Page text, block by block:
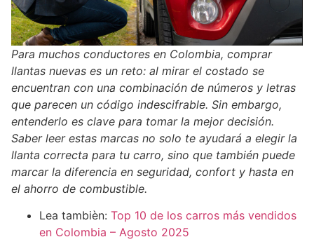
Para muchos conductores en Colombia, comprar
llantas nuevas es un reto: al mirar el costado se
encuentran con una combinación de números y letras
que parecen un código indescifrable. Sin embargo,
entenderlo es clave para tomar la mejor decisión.
Saber leer estas marcas no solo te ayudará a elegir la
llanta correcta para tu carro, sino que también puede
marcar la diferencia en seguridad, confort y hasta en
el ahorro de combustible.
Lea tambièn: Top 10 de los carros más vendidos
en Colombia – Agosto 2025